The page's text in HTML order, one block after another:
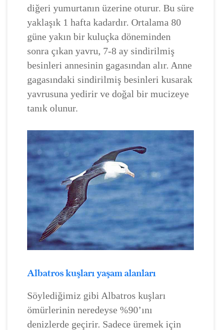
diğeri yumurtanın üzerine oturur. Bu süre
yaklaşık 1 hafta kadardır. Ortalama 80
güne yakın bir kuluçka döneminden
sonra çıkan yavru, 7-8 ay sindirilmiş
besinleri annesinin gagasından alır. Anne
gagasındaki sindirilmiş besinleri kusarak
yavrusuna yedirir ve doğal bir mucizeye
tanık olunur.
Albatros kuşları yaşam alanları
Söylediğimiz gibi Albatros kuşları
ömürlerinin neredeyse %90’ını
denizlerde geçirir. Sadece üremek için